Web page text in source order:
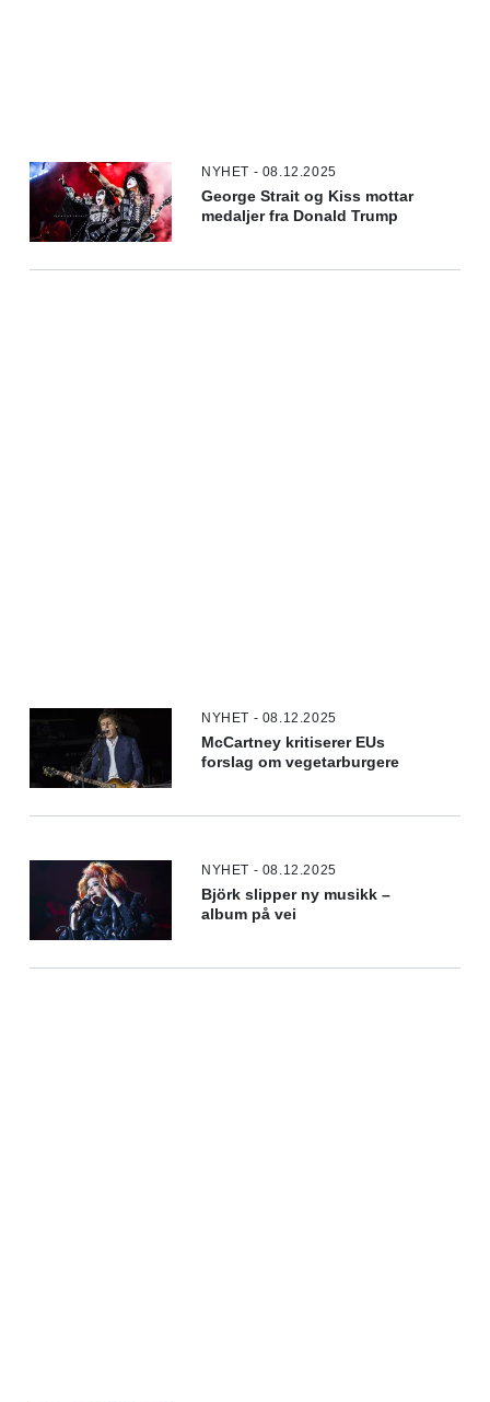
NYHET - 08.12.2025
George Strait og Kiss mottar
medaljer fra Donald Trump
NYHET - 08.12.2025
McCartney kritiserer EUs
forslag om vegetarburgere
NYHET - 08.12.2025
Björk slipper ny musikk –
album på vei